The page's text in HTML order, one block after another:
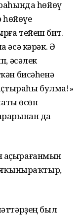
һөйөү
һөйөүе
тейеш бит.
кәрәк. Ә
әсәлек
бисәһенә
булма!»
өсөн
да
был